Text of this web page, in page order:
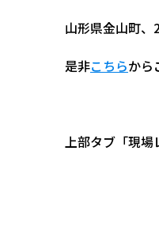
山形県金山町、
是非こちらから
上部タブ「現場